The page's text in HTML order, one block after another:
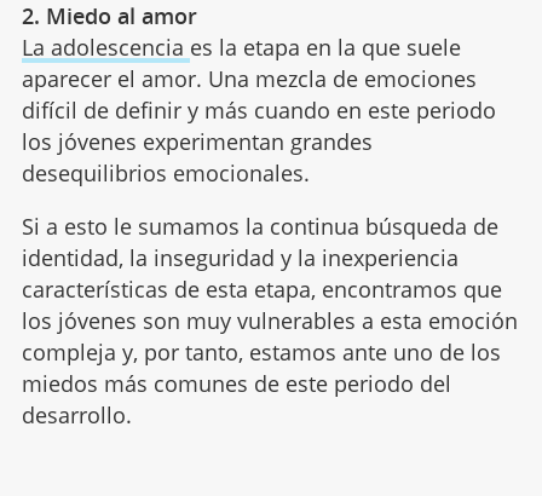
2. Miedo al amor
La adolescencia es la etapa en la que suele
aparecer el amor. Una mezcla de emociones
difícil de definir y más cuando en este periodo
los jóvenes experimentan grandes
desequilibrios emocionales.
Si a esto le sumamos la continua búsqueda de
identidad, la inseguridad y la inexperiencia
características de esta etapa, encontramos que
los jóvenes son muy vulnerables a esta emoción
compleja y, por tanto, estamos ante uno de los
miedos más comunes de este periodo del
desarrollo.